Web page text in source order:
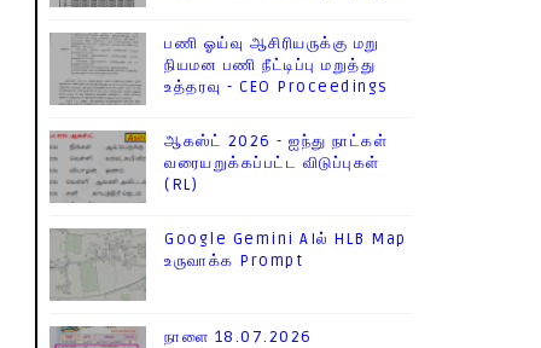
பணி ஓய்வு ஆசிரியருக்கு மறு
நியமன பணி நீட்டிப்பு மறுத்து
உத்தரவு - CEO Proceedings
ஆகஸ்ட் 2026 - ஐந்து நாட்கள்
வரையறுக்கப்பட்ட விடுப்புகள்
(RL)
Google Gemini AIல் HLB Map
உருவாக்க Prompt
நாளை 18.07.2026